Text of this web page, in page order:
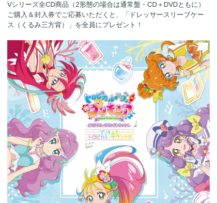
Vシリーズ全CD商品（2形態の場合は通常盤・CD＋DVDともに）
ご購入＆封入券でご応募いただくと、「ドレッサースリーブケー
ス（くるみ三方背）」を全員にプレゼント！